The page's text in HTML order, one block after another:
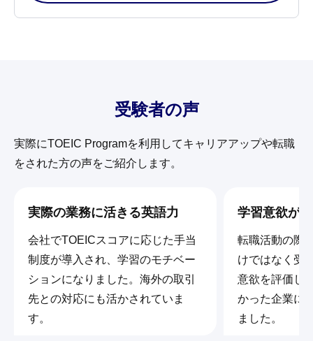
受験者の声
実際にTOEIC Programを利用してキャリアアップや転職
をされた方の声をご紹介します。
実際の業務に活きる英語力
会社でTOEICスコアに応じた手当
制度が導入され、学習のモチベー
ションになりました。海外の取引
先との対応にも活かされていま
す。
学習意欲が
転職活動の際
けではなく受
意欲を評価し
かった企業に
ました。